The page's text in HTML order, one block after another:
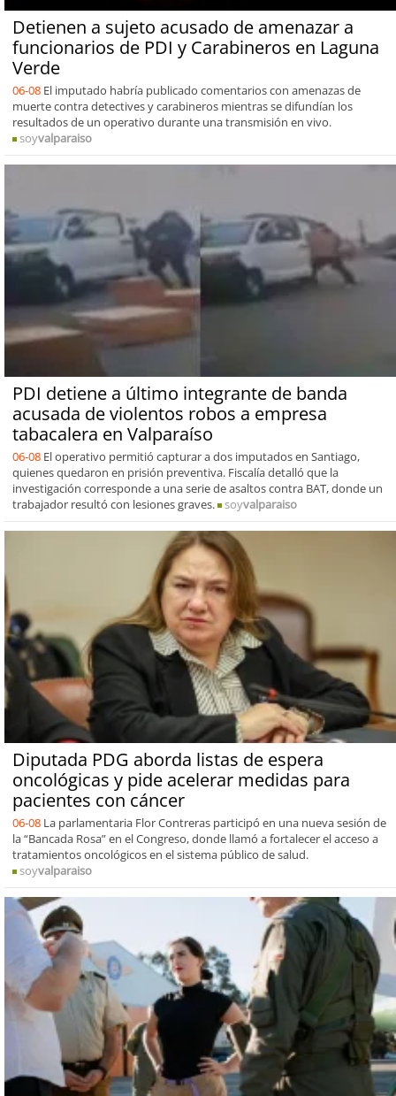
Detienen a sujeto acusado de amenazar a
funcionarios de PDI y Carabineros en Laguna
Verde
06-08 El imputado habría publicado comentarios con amenazas de
muerte contra detectives y carabineros mientras se difundían los
resultados de un operativo durante una transmisión en vivo.
soyvalparaiso
PDI detiene a último integrante de banda
acusada de violentos robos a empresa
tabacalera en Valparaíso
06-08 El operativo permitió capturar a dos imputados en Santiago,
quienes quedaron en prisión preventiva. Fiscalía detalló que la
investigación corresponde a una serie de asaltos contra BAT, donde un
trabajador resultó con lesiones graves.
soyvalparaiso
Diputada PDG aborda listas de espera
oncológicas y pide acelerar medidas para
pacientes con cáncer
06-08 La parlamentaria Flor Contreras participó en una nueva sesión de
la “Bancada Rosa” en el Congreso, donde llamó a fortalecer el acceso a
tratamientos oncológicos en el sistema público de salud.
soyvalparaiso